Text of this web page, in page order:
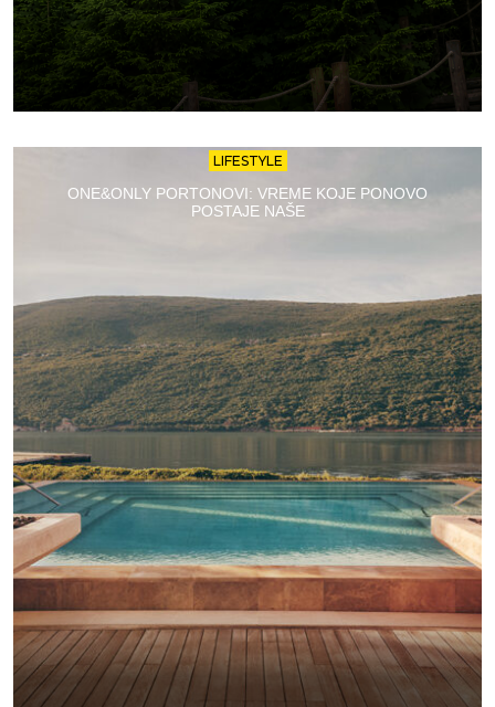
LIFESTYLE
ONE&ONLY PORTONOVI: VREME KOJE PONOVO
POSTAJE NAŠE